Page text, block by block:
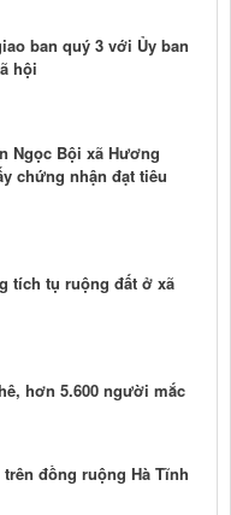
ban quý 3 với Ủy ban
hội
Ngọc Bội xã Hương
chứng nhận đạt tiêu
tích tụ ruộng đất ở xã
hơn 5.600 người mắc
đồng ruộng Hà Tĩnh